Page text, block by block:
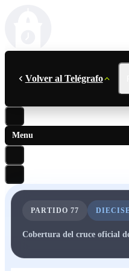
Volver al Telégrafo
Menu
PARTIDO 77
Cobertura del cruce oficial